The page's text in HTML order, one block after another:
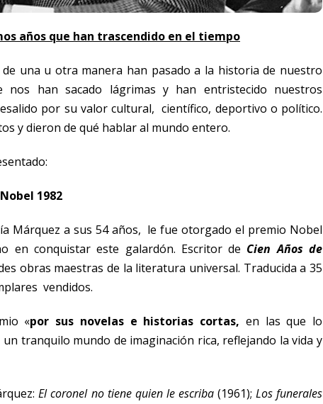
años que han trascendido en el tiempo
una u otra manera han pasado a la historia de nuestro
nos han sacado lágrimas y han entristecido nuestros
por su valor cultural, científico, deportivo o político.
y dieron de qué hablar al mundo entero.
1982
Márquez a sus 54 años, le fue otorgado el premio Nobel
en conquistar este galardón. Escritor de Cien Años de
obras maestras de la literatura universal. Traducida a 35
vendidos.
«por sus novelas e historias cortas, en las que lo
tranquilo mundo de imaginación rica, reflejando la vida y
El coronel no tiene quien le escriba(1961); Los funerales